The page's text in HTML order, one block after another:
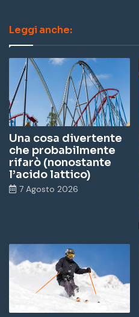
Leggi anche:
Una cosa divertente
che probabilmente
rifarò (nonostante
l’acido lattico)
7 Agosto 2026